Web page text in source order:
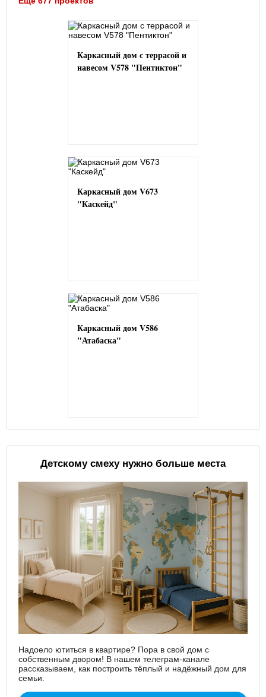
Каркасный дом с террасой и
навесом V578 "Пентиктон"
Каркасный дом V673
"Каскейд"
Каркасный дом V586
"Атабаска"
Детскому смеху нужно больше места
Надоело ютиться в квартире? Пора в свой дом с
собственным двором! В нашем телеграм-канале
рассказываем, как построить тёплый и надёжный дом для
семьи.